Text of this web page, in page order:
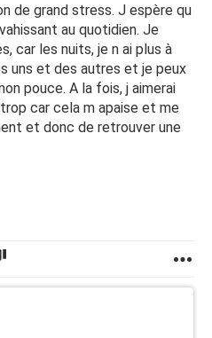
de grand stress. J espère qu
au quotidien. Je
car les nuits, je n ai plus à
uns et des autres et je peux
pouce. A la fois, j aimerai
car cela m apaise et me
et donc de retrouver une